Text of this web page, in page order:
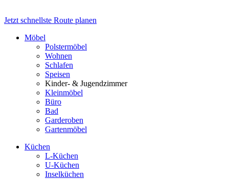
Jetzt schnellste Route planen
Möbel
Polstermöbel
Wohnen
Schlafen
Speisen
Kinder- & Jugendzimmer
Kleinmöbel
Büro
Bad
Garderoben
Gartenmöbel
Küchen
L-Küchen
U-Küchen
Inselküchen